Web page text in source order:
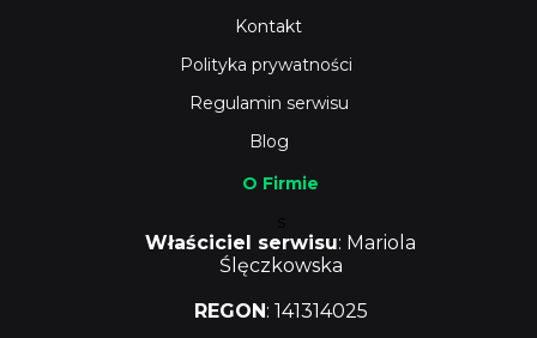
O Firmie
Właściciel serwisu: Mariola
Ślęczkowska
REGON: 141314025
Kontakt
Polityka prywatności
Regulamin serwisu
Blog